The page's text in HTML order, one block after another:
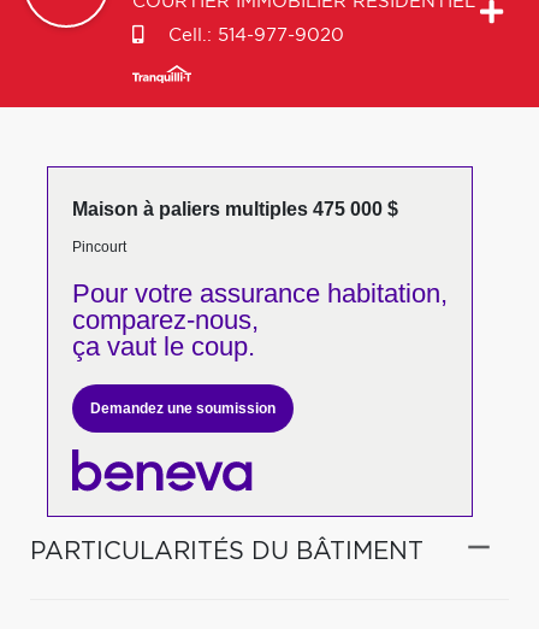
Cell.: 514-977-9020
Maison à paliers multiples 475 000 $
Pincourt
Pour votreassurance habitation,
comparez-nous,
ça vaut le coup.
Demandez une soumission
PARTICULARITÉS DU BÂTIMENT